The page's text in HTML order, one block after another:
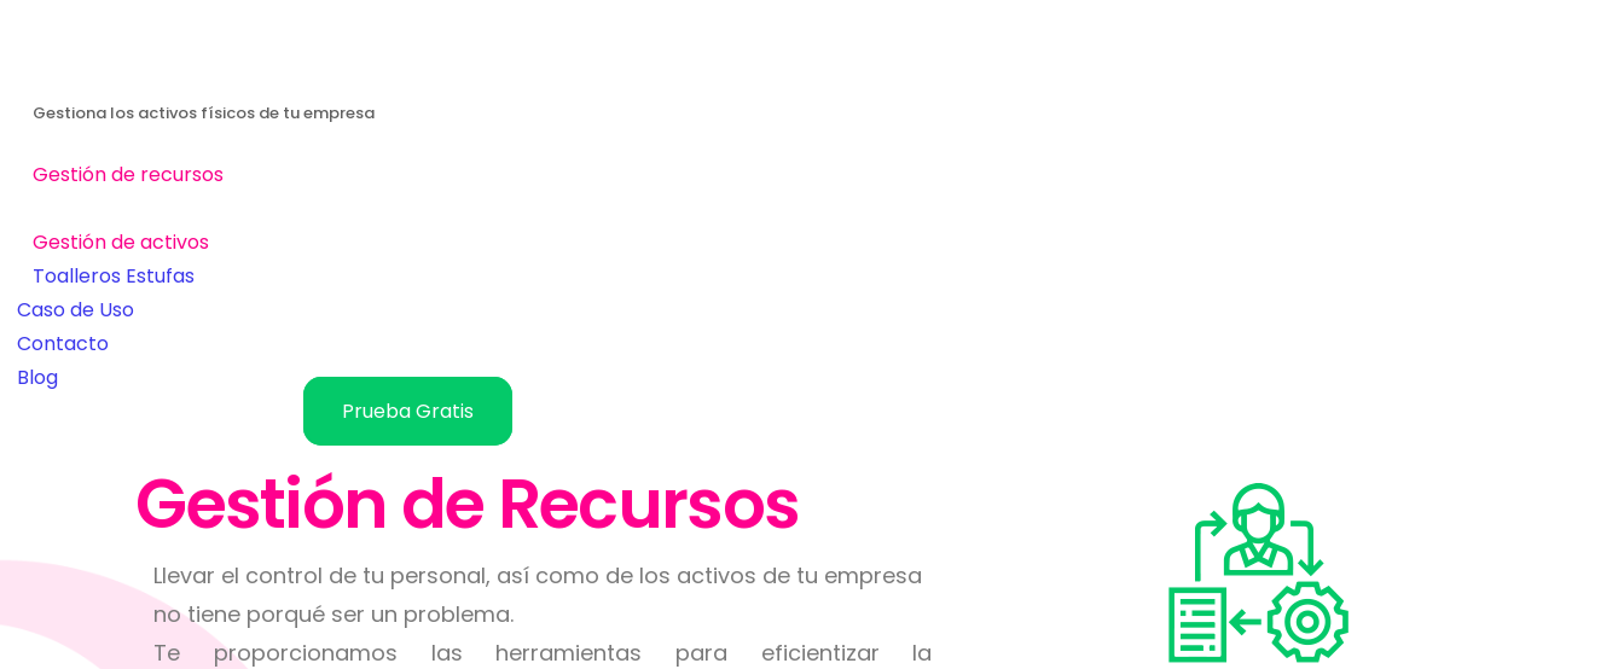
Gestiona los activos físicos de tu empresa
Gestión de recursos
Gestión de activos
Toalleros Estufas
Caso de Uso
Contacto
Blog
Prueba Gratis
Gestión de Recursos
Llevar el control de tu personal, así como de los activos de tu empresa
no tiene porqué ser un problema.
Te proporcionamos las herramientas para eficientizar la